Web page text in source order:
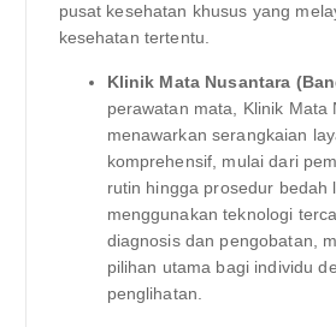
pusat kesehatan khusus yang
kesehatan tertentu.
Klinik Mata Nusantara
perawatan mata, Klinik Mata
menawarkan serangkaian
komprehensif, mulai dari
rutin hingga prosedur bedah
menggunakan teknologi
diagnosis dan pengobatan,
pilihan utama bagi individu
penglihatan.